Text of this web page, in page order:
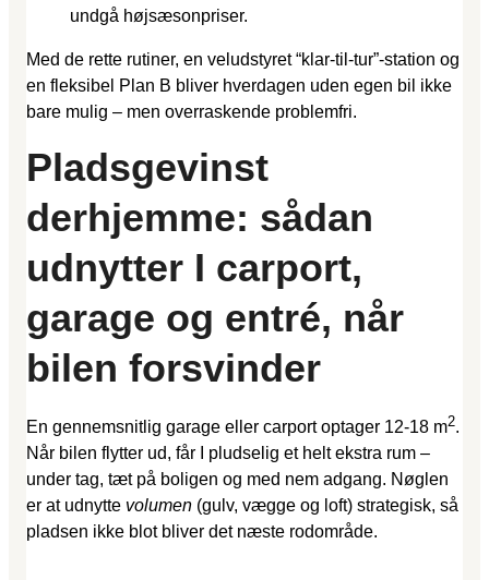
undgå højsæsonpriser.
Med de rette rutiner, en veludstyret “klar-til-tur”-station og
en fleksibel Plan B bliver hverdagen uden egen bil ikke
bare mulig – men overraskende problemfri.
Pladsgevinst
derhjemme: sådan
udnytter I carport,
garage og entré, når
bilen forsvinder
En gennemsnitlig garage eller carport optager 12-18 m2.
Når bilen flytter ud, får I pludselig et helt ekstra rum –
under tag, tæt på boligen og med nem adgang. Nøglen
er at udnytte volumen (gulv, vægge og loft) strategisk, så
pladsen ikke blot bliver det næste rod­område.